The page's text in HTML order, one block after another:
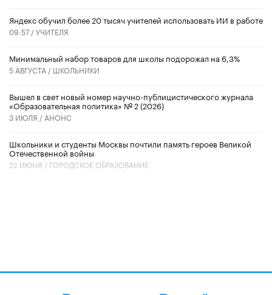
​Яндекс обучил более 20 тысяч учителей использовать ИИ в работе
09:57 /УЧИТЕЛЯ
Минимальный набор товаров для школы подорожал на 6,3%
5 АВГУСТА / ШКОЛЬНИКИ
Вышел в свет новый номер научно-публицистического журнала
«Образовательная политика» № 2 (2026)
3 ИЮЛЯ / АНОНС
Школьники и студенты Москвы почтили память героев Великой
Отечественной войны
22 ИЮНЯ / ГОРОДСКОЕ ОБРАЗОВАНИЕ